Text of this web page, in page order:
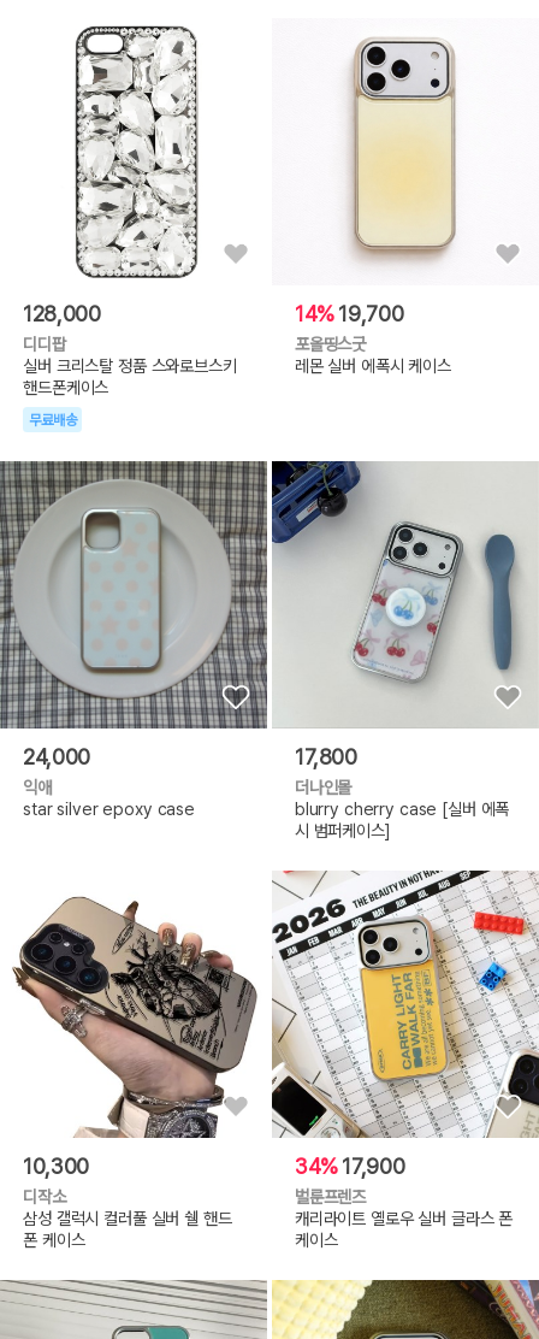
128,000
디디팝
실버 크리스탈 정품 스와로브스키
핸드폰케이스
무료배송
14%19,700
포올띵스굿
레몬 실버 에폭시 케이스
24,000
익애
star silver epoxy case
17,800
더나인몰
blurry cherry case [실버 에폭
시 범퍼케이스]
10,300
디작소
삼성 갤럭시 컬러풀 실버 쉘 핸드
폰 케이스
34%17,900
벌룬프렌즈
캐리라이트 옐로우 실버 글라스 폰
케이스